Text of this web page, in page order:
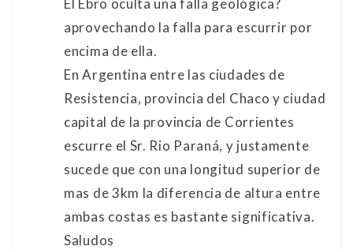
El Ebro oculta una falla geológica?
aprovechando la falla para escurrir por
encima de ella.
En Argentina entre las ciudades de
Resistencia, provincia del Chaco y ciudad
capital de la provincia de Corrientes
escurre el Sr. Rio Paraná, y justamente
sucede que con una longitud superior de
mas de 3km la diferencia de altura entre
ambas costas es bastante significativa.
Saludos